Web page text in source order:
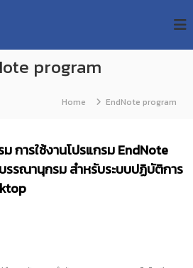
program
Home EndNote program
การใช้งานโปรแกรม EndNote
รรณานุกรม สำหรับระบบปฏิบัติการ